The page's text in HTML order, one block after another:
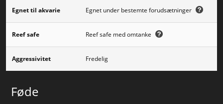
Egnet til akvarie Egnet under bestemte forudsætninger
Reef safe Reef safe med omtanke
Aggressivitet Fredelig
Føde